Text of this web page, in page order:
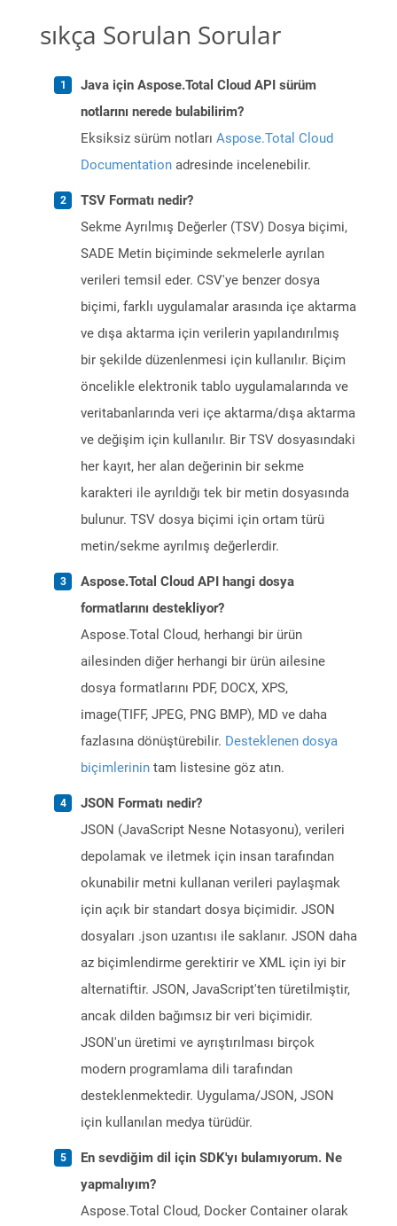
sıkça Sorulan Sorular
Java için Aspose.Total Cloud API sürüm
notlarını nerede bulabilirim?
Eksiksiz sürüm notları Aspose.Total Cloud
Documentation adresinde incelenebilir.
TSV Formatı nedir?
Sekme Ayrılmış Değerler (TSV) Dosya biçimi,
SADE Metin biçiminde sekmelerle ayrılan
verileri temsil eder. CSV'ye benzer dosya
biçimi, farklı uygulamalar arasında içe aktarma
ve dışa aktarma için verilerin yapılandırılmış
bir şekilde düzenlenmesi için kullanılır. Biçim
öncelikle elektronik tablo uygulamalarında ve
veritabanlarında veri içe aktarma/dışa aktarma
ve değişim için kullanılır. Bir TSV dosyasındaki
her kayıt, her alan değerinin bir sekme
karakteri ile ayrıldığı tek bir metin dosyasında
bulunur. TSV dosya biçimi için ortam türü
metin/sekme ayrılmış değerlerdir.
Aspose.Total Cloud API hangi dosya
formatlarını destekliyor?
Aspose.Total Cloud, herhangi bir ürün
ailesinden diğer herhangi bir ürün ailesine
dosya formatlarını PDF, DOCX, XPS,
image(TIFF, JPEG, PNG BMP), MD ve daha
fazlasına dönüştürebilir. Desteklenen dosya
biçimlerinin tam listesine göz atın.
JSON Formatı nedir?
JSON (JavaScript Nesne Notasyonu), verileri
depolamak ve iletmek için insan tarafından
okunabilir metni kullanan verileri paylaşmak
için açık bir standart dosya biçimidir. JSON
dosyaları .json uzantısı ile saklanır. JSON daha
az biçimlendirme gerektirir ve XML için iyi bir
alternatiftir. JSON, JavaScript'ten türetilmiştir,
ancak dilden bağımsız bir veri biçimidir.
JSON'un üretimi ve ayrıştırılması birçok
modern programlama dili tarafından
desteklenmektedir. Uygulama/JSON, JSON
için kullanılan medya türüdür.
En sevdiğim dil için SDK'yı bulamıyorum. Ne
yapmalıyım?
Aspose.Total Cloud, Docker Container olarak